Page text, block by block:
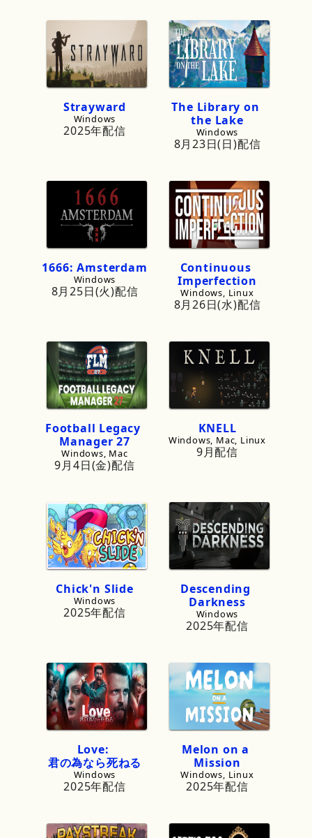
Strayward
Windows
2025年配信
The Library on
the Lake
Windows
8月23日(日)配信
1666: Amsterdam
Windows
8月25日(火)配信
Continuous
Imperfection
Windows, Linux
8月26日(水)配信
Football Legacy
Manager 27
Windows, Mac
9月4日(金)配信
KNELL
Windows, Mac, Linux
9月配信
Chick'n Slide
Windows
2025年配信
Descending
Darkness
Windows
2025年配信
Love:
君の為なら死ねる
Windows
2025年配信
Melon on a
Mission
Windows, Linux
2025年配信